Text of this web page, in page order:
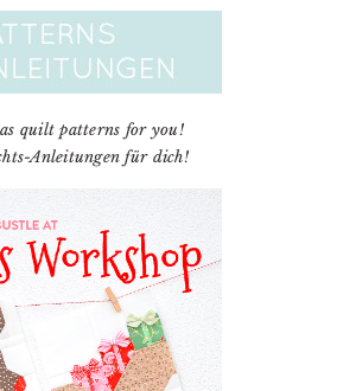
quilt patterns for you!
Anleitungen für dich!